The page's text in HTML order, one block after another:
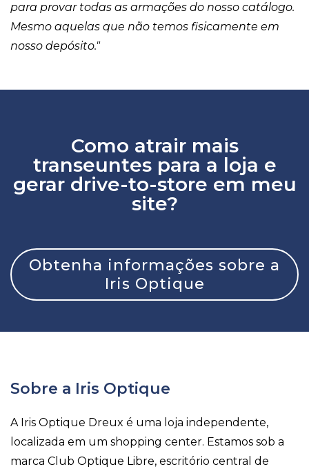
para provar todas as armações do nosso catálogo.
Mesmo aquelas que não temos fisicamente em
nosso depósito."
Como atrair mais
transeuntes para a loja e
gerar drive-to-store em meu
site?
Obtenha informações sobre a
Iris Optique
Sobre a Iris Optique
A Iris Optique Dreux é uma loja independente,
localizada em um shopping center. Estamos sob a
marca Club Optique Libre, escritório central de